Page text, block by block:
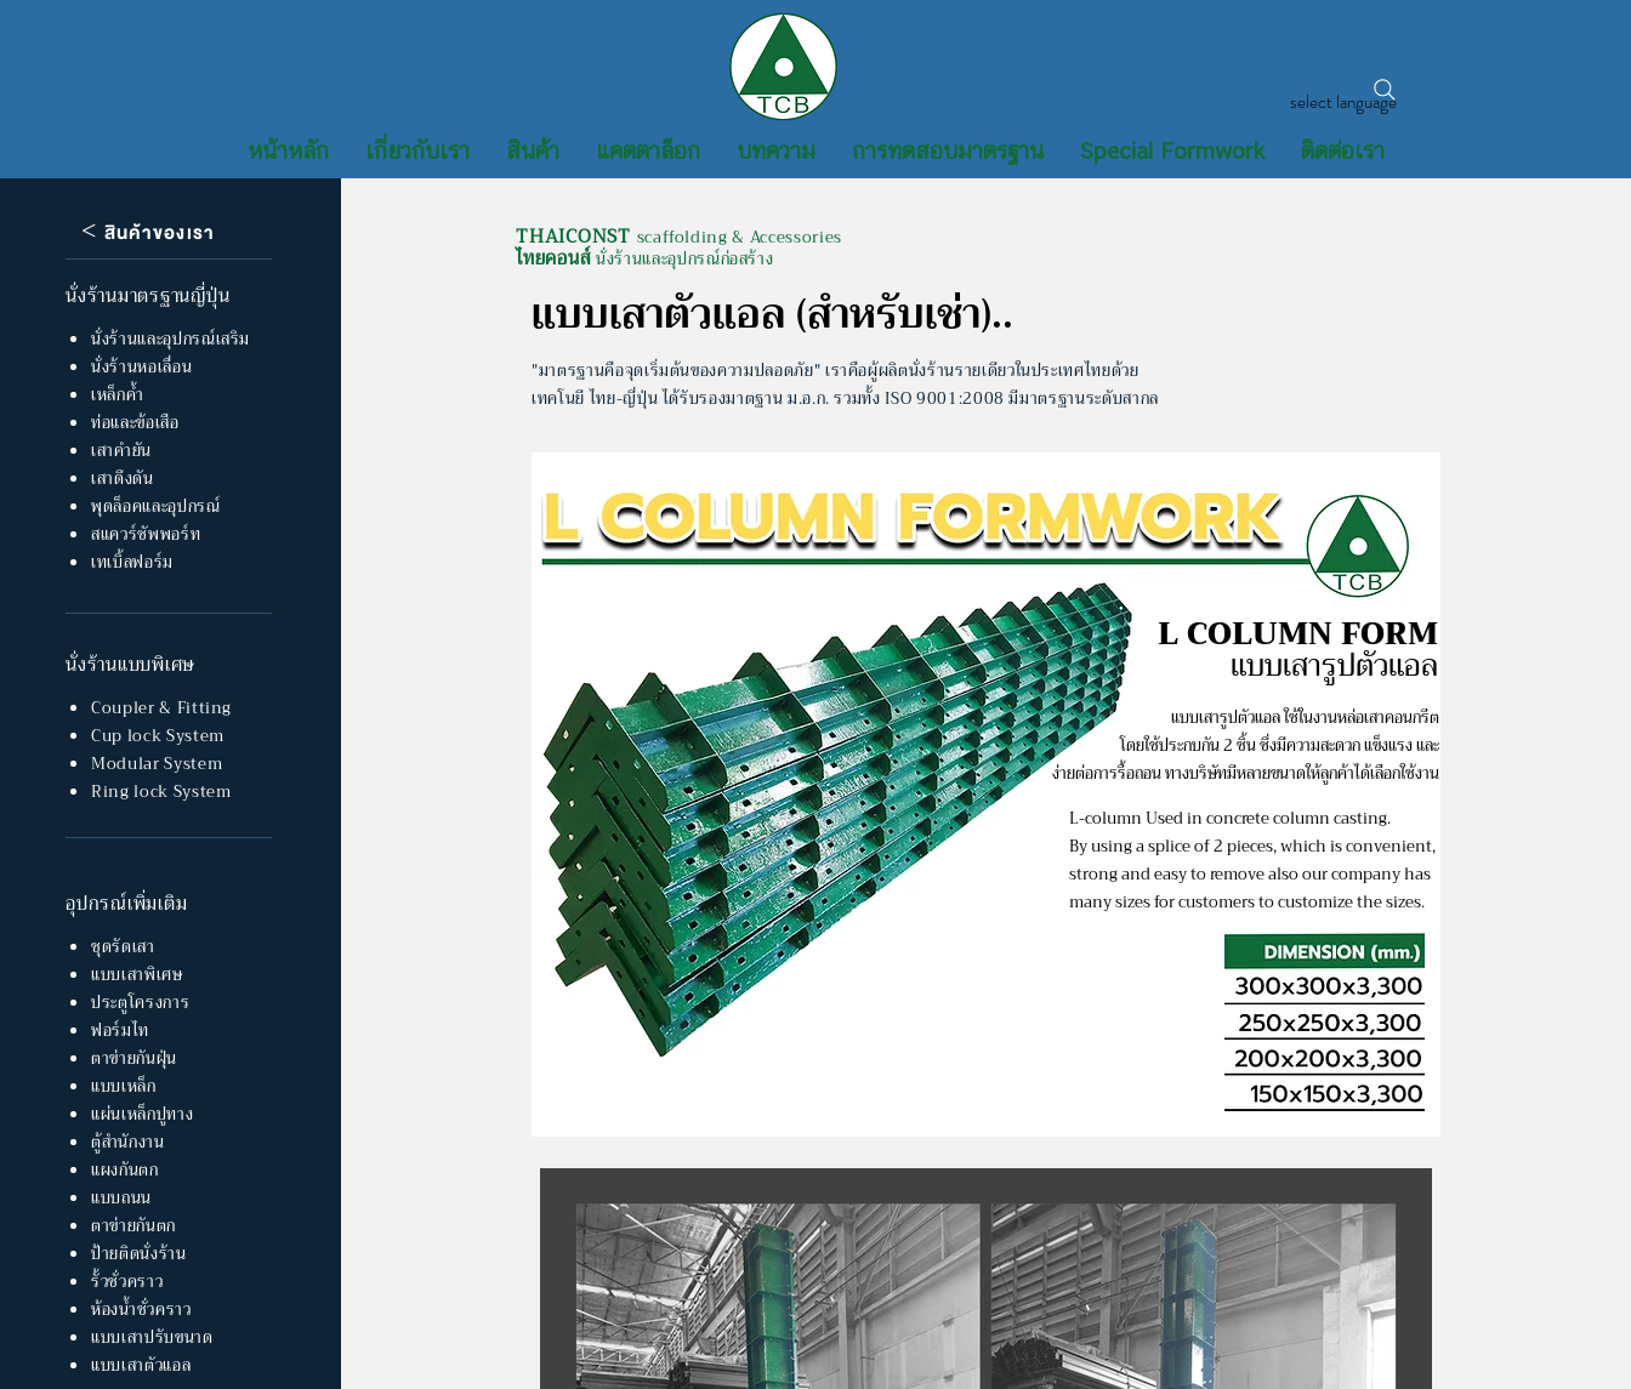
select language
หน้าหลัก
เกี่ยวกับเรา สินค้า แคตตาล็อก บทความ การทดสอบมาตรฐาน Special Formwork ติดต่อเรา
<สินค้าของเรา
นั่งร้านมาตรฐานญี่ปุ่น
นั่งร้านและอุปกรณ์เสริม
นั่งร้านหอเลื่อน
เหล็กค้ำ
ท่อและข้อเสือ
เสาคำยัน
เสาดึงดัน
พุดล็อคและอุปกรณ์
สแควร์ซัพพอร์ท
เทเบิ้ลฟอร์ม
นั่งร้านแบบพิเศษ
Coupler & Fitting
Cup lock System
Modular System
Ring lock System
อุปกรณ์เพิ่มเติม
ชุดรัดเสา
แบบเสาพิเศษ
ประตูโครงการ
ฟอร์มไท
ตาข่ายกันฝุ่น
แบบเหล็ก
แผ่นเหล็กปูทาง
ตู้สำนักงาน
แผงกันตก
แบบถนน
ตาข่ายกันตก
ป้ายติดนั่งร้าน
รั้วชั่วคราว
ห้องน้ำชั่วคราว
แบบเสาปรับขนาด
แบบเสาตัวแอล
THAICONST scaffolding & Accessories
ไทยคอนส์นั่งร้านและอุปกรณ์ก่อสร้าง
แบบเสาตัวแอล (สำหรับเช่า)..
"มาตรฐานคือจุดเริ่มต้นของความปลอดภัย" เราคือผู้ผลิตนั่งร้านรายเดียวในประเทศไทยด้วย
เทคโนยี ไทย-ญี่ปุ่นได้รับรองมาตฐาน ม.อ.ก. รวมทั้ง ISO 9001:2008 มีมาตรฐานระดับสากล
L COLUMN FORM
แบบเสารูปตัวแอล
L-column Used in concrete column casting.
By usinga spliceof 2 pieces,which is convenient,
strong andeasy to remove also our company has
many sizes for customers to customize the sizes.
แบบเสารูปตัวแอล ใช้ในงานหล่อเสาคอนกรีต
โดยใช้ประกบกัน 2 ชิ้น ซึ่งมีความสะดวก แข็งแรง และ
ง่ายต่อการรื้อถอน ทางบริษัทมีหลายขนาดให้ลูกค้าได้เลือกใช้งาน